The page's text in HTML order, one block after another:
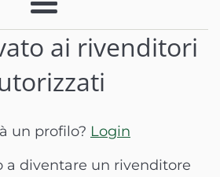
Menu
ai rivenditori
un profilo? Login
a diventare un rivenditore